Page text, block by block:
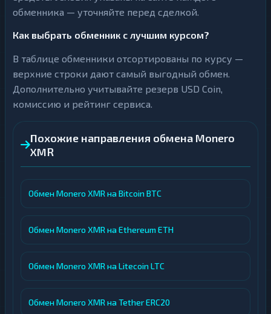
обменника — уточняйте перед сделкой.
Как выбрать обменник с лучшим курсом?
В таблице обменники отсортированы по курсу —
верхние строки дают самый выгодный обмен.
Дополнительно учитывайте резерв USD Coin,
комиссию и рейтинг сервиса.
Похожие направления обмена Monero
XMR
Обмен Monero XMR на Bitcoin BTC
Обмен Monero XMR на Ethereum ETH
Обмен Monero XMR на Litecoin LTC
Обмен Monero XMR на Tether ERC20